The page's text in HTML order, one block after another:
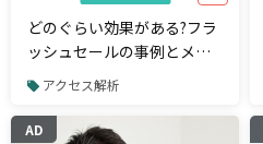
どのぐらい効果がある?フラ
ッシュセールの事例とメリ
ット・デメリットを解説
アクセス解析
AD